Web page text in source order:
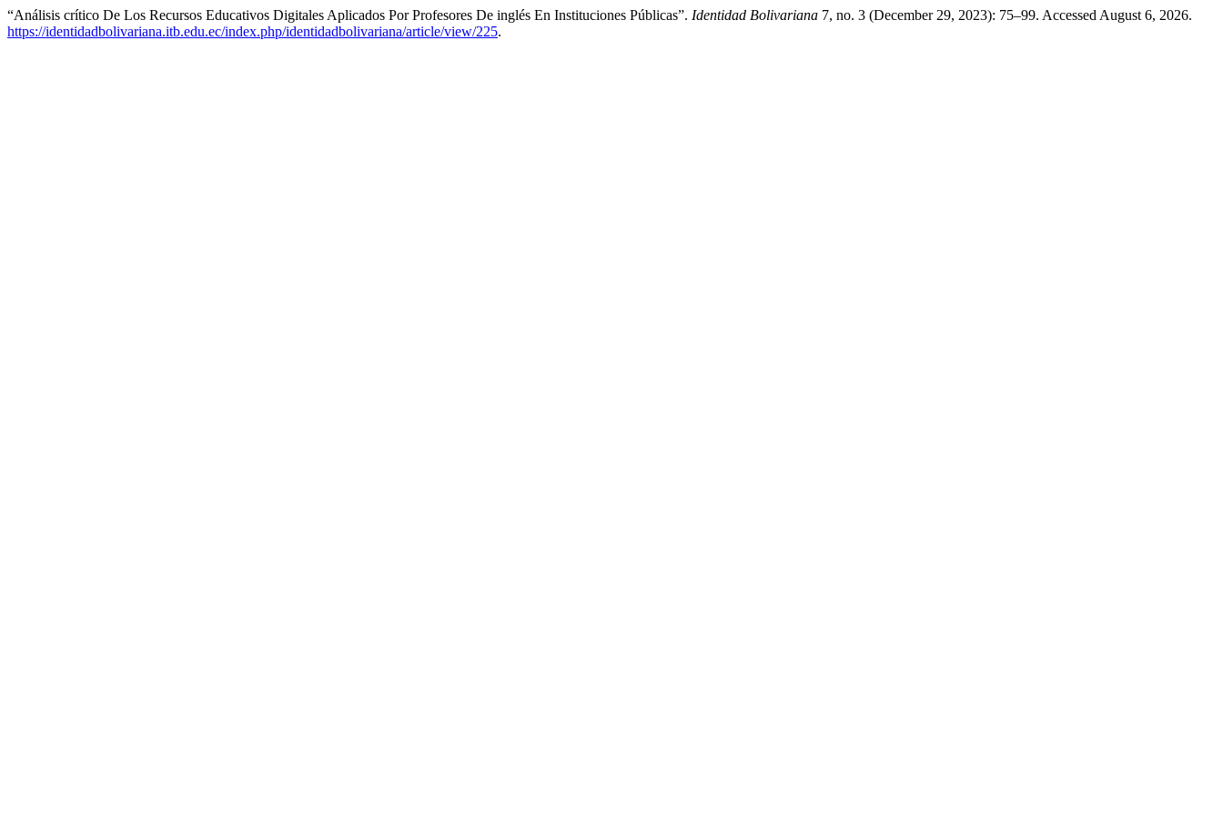
“Análisis crítico De Los Recursos Educativos Digitales Aplicados Por Profesores De inglés En Instituciones Públicas”. Identidad Bolivariana 7, no. 3 (December 29, 2023): 75–99. Accessed August 6, 2026.
https://identidadbolivariana.itb.edu.ec/index.php/identidadbolivariana/article/view/225.